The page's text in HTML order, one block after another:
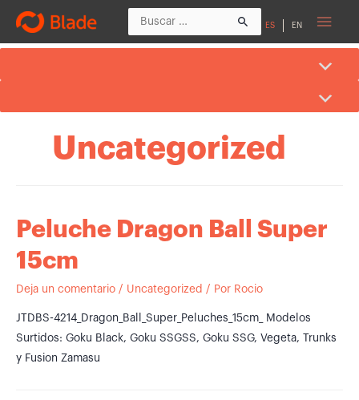
Buscar
por:
ES EN
Uncategorized
Peluche Dragon Ball Super
15cm
Deja un comentario / Uncategorized / Por Rocio
JTDBS-4214_Dragon_Ball_Super_Peluches_15cm_ Modelos
Surtidos: Goku Black, Goku SSGSS, Goku SSG, Vegeta, Trunks
y Fusion Zamasu